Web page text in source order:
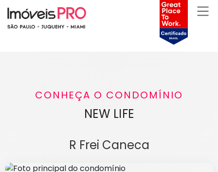
CONHEÇA O CONDOMÍNIO
NEW LIFE
R Frei Caneca